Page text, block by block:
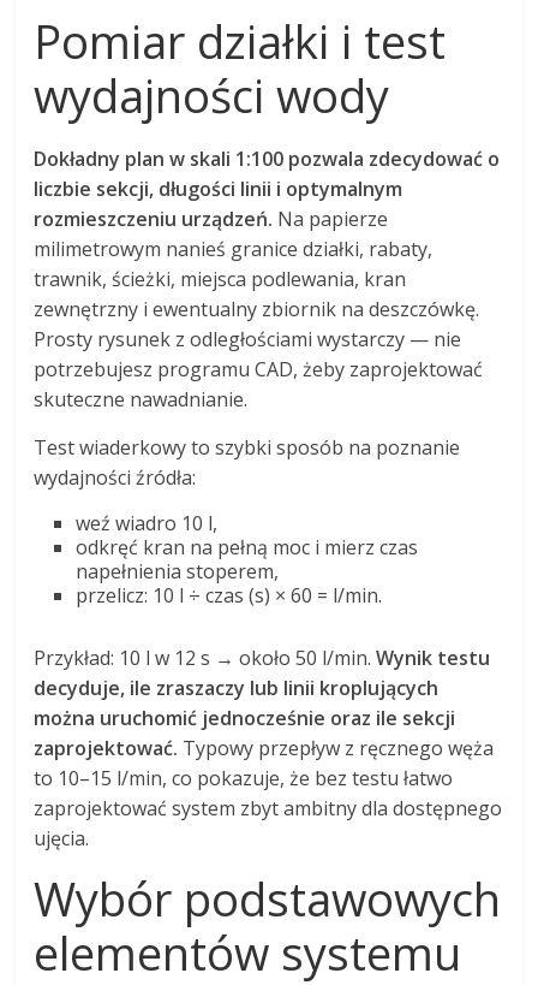
Pomiar działki i test
wydajności wody
Dokładny plan w skali 1:100 pozwala zdecydować o
liczbie sekcji, długości linii i optymalnym
rozmieszczeniu urządzeń. Na papierze
milimetrowym nanieś granice działki, rabaty,
trawnik, ścieżki, miejsca podlewania, kran
zewnętrzny i ewentualny zbiornik na deszczówkę.
Prosty rysunek z odległościami wystarczy — nie
potrzebujesz programu CAD, żeby zaprojektować
skuteczne nawadnianie.
Test wiaderkowy to szybki sposób na poznanie
wydajności źródła:
weź wiadro 10 l,
odkręć kran na pełną moc i mierz czas
napełnienia stoperem,
przelicz: 10 l ÷ czas (s) × 60 = l/min.
Przykład: 10 l w 12 s → około 50 l/min.Wynik testu
decyduje, ile zraszaczy lub linii kroplujących
można uruchomić jednocześnie oraz ile sekcji
zaprojektować. Typowy przepływ z ręcznego węża
to 10–15 l/min, co pokazuje, że bez testu łatwo
zaprojektować system zbyt ambitny dla dostępnego
ujęcia.
Wybór podstawowych
elementów systemu